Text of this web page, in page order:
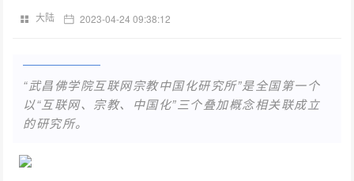
大陆 2023-04-24 09:38:12
“武昌佛学院互联网宗教中国化研究所”是全国第一个
以“互联网、宗教、中国化”三个叠加概念相关联成立
的研究所。